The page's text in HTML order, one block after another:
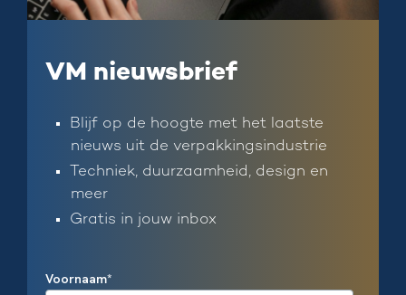
VM nieuwsbrief
Blijf op de hoogte met het laatste
nieuws uit de verpakkingsindustrie
Techniek, duurzaamheid, design en
meer
Gratis in jouw inbox
Voornaam*